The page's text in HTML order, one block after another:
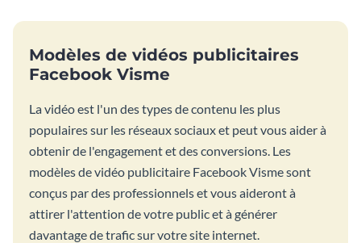
Modèles de vidéos publicitaires
Facebook Visme
La vidéo est l'un des types de contenu les plus
populaires sur les réseaux sociaux et peut vous aider à
obtenir de l'engagement et des conversions. Les
modèles de vidéo publicitaire Facebook Visme sont
conçus par des professionnels et vous aideront à
attirer l'attention de votre public et à générer
davantage de trafic sur votre site internet.